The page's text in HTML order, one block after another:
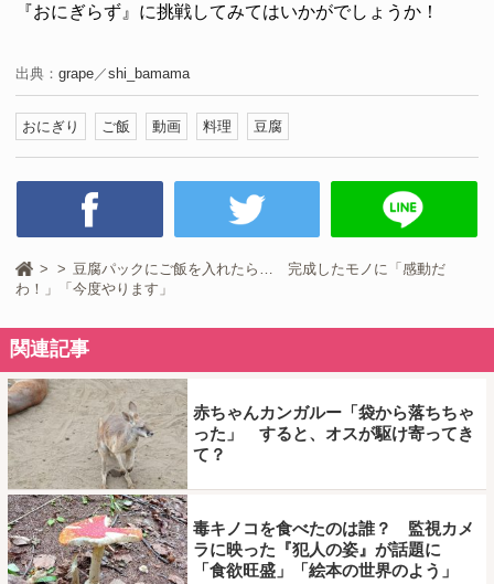
『おにぎらず』に挑戦してみてはいかがでしょうか！
出典： grape ／shi_bamama
おにぎり ご飯 動画 料理 豆腐
豆腐パックにご飯を入れたら… 完成したモノに「感動だ
わ！」「今度やります」
関連記事
赤ちゃんカンガルー「袋から落ちちゃ
った」 すると、オスが駆け寄ってき
て？
毒キノコを食べたのは誰？ 監視カメ
ラに映った『犯人の姿』が話題に
「食欲旺盛」「絵本の世界のよう」